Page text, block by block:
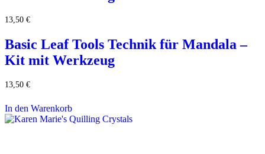
13,50 €
Basic Leaf Tools Technik für Mandala –
Kit mit Werkzeug
13,50 €
In den Warenkorb